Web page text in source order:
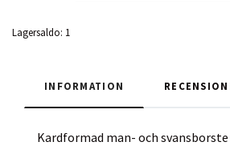
Lagersaldo: 1
INFORMATION
Kardformad man- och